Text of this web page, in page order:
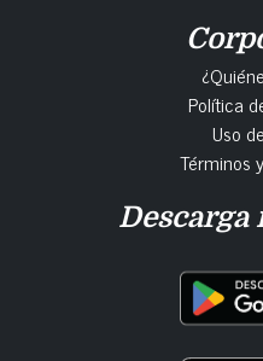
Política
Uso
Términos
Descarga